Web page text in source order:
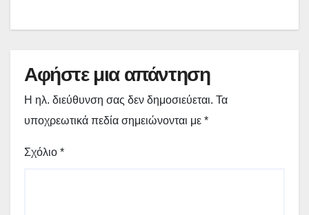
Αφήστε μια απάντηση
Η ηλ. διεύθυνση σας δεν δημοσιεύεται. Τα
υποχρεωτικά πεδία σημειώνονται με *
Σχόλιο *